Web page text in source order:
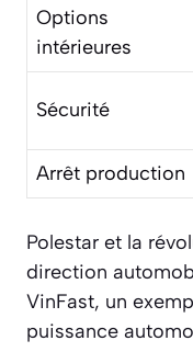
Options
intérieures
Sécurité
Arrêt production
Polestar et la
direction
VinFast, un
puissance